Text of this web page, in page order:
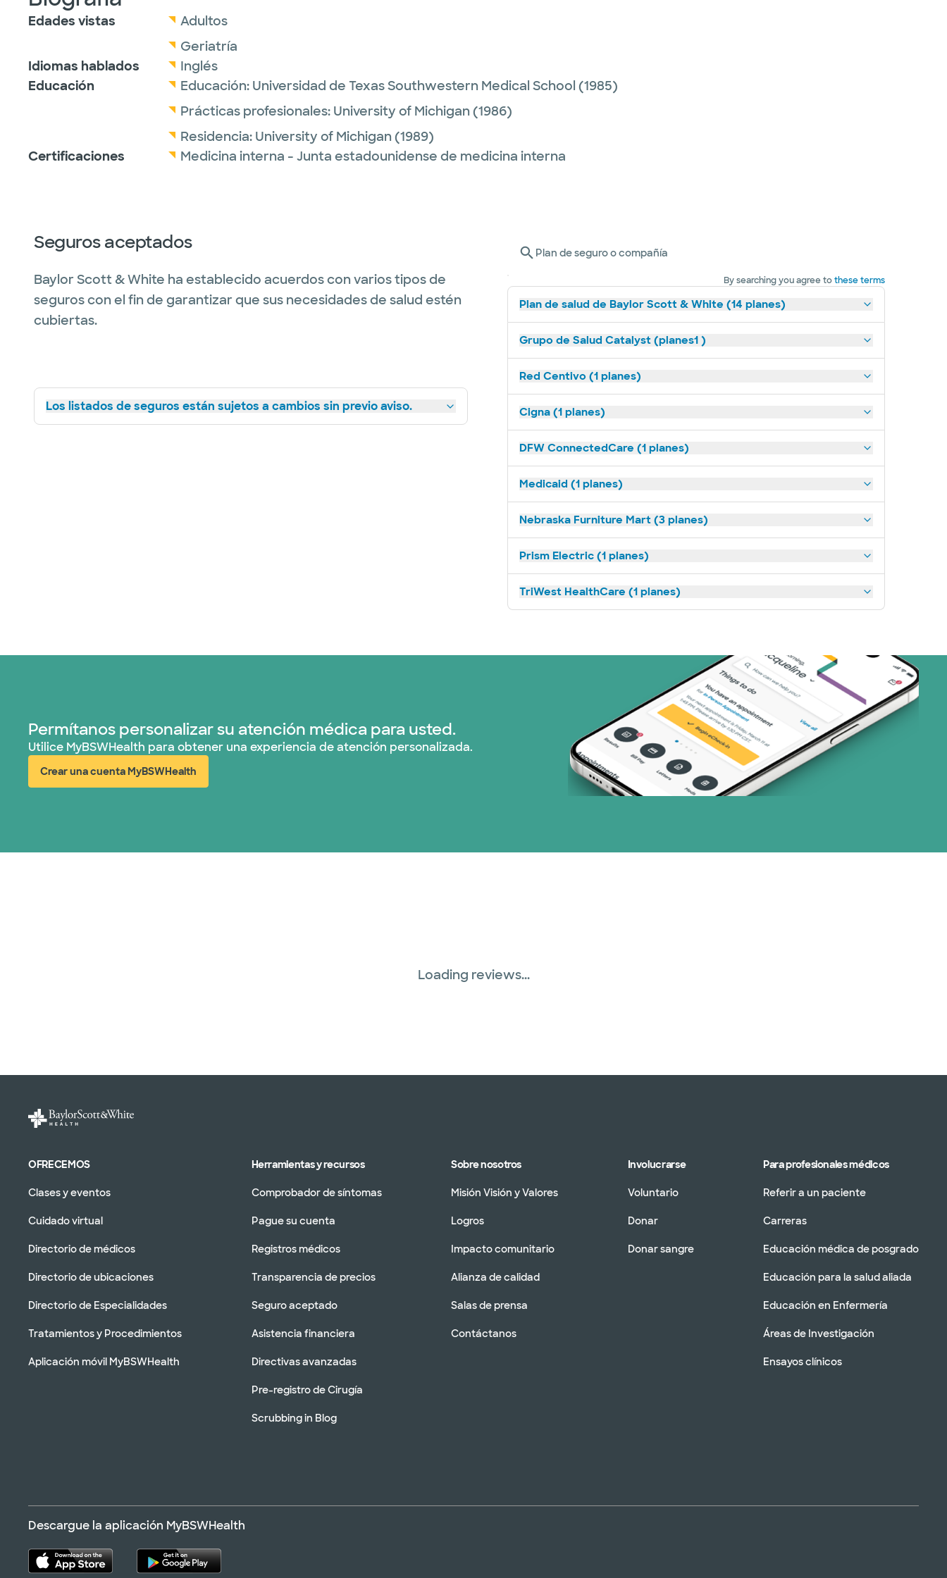
Edades vistas
Adultos
Geriatría
Idiomas hablados
Inglés
Educación
Educación: Universidad de Texas Southwestern Medical School (1985)
Prácticas profesionales: University of Michigan (1986)
Residencia: University of Michigan (1989)
Certificaciones
Medicina interna - Junta estadounidense de medicina interna
Seguros aceptados
Baylor Scott & White ha establecido acuerdos con varios tipos de
seguros con el fin de garantizar que sus necesidades de salud estén
cubiertas.
Los listados de seguros están sujetos a cambios sin previo aviso.
Plan de seguro o compañía
By searching you agree tothese terms
Plan de salud de Baylor Scott & White (14 planes)
Grupo de Salud Catalyst (planes1 )
Red Centivo (1 planes)
Cigna (1 planes)
DFW ConnectedCare (1 planes)
Medicaid (1 planes)
Nebraska Furniture Mart (3 planes)
Prism Electric (1 planes)
TriWest HealthCare (1 planes)
Permítanos personalizar su atención médica para usted.
Utilice MyBSWHealth para obtener una experiencia de atención personalizada.
Crear una cuenta MyBSWHealth
(abre en ventana nueva)
Loading reviews...
OFRECEMOS
Clases y eventos
Cuidado virtual
Directorio de médicos
Directorio de ubicaciones
Directorio de Especialidades
Tratamientos y Procedimientos
Aplicación móvil MyBSWHealth
Herramientas y recursos
Comprobador de síntomas
Pague su cuenta
Registros médicos
Transparencia de precios
Seguro aceptado
Asistencia financiera
Directivas avanzadas
Pre-registro de Cirugía
Scrubbing in Blog
Sobre nosotros
Misión Visión y Valores
Logros
Impacto comunitario
Alianza de calidad
Salas de prensa
Contáctanos
Involucrarse
Voluntario
Donar
Donar sangre
Para profesionales médicos
Referir a un paciente
Carreras
Educación médica de posgrado
Educación para la salud aliada
Educación en Enfermería
Áreas de Investigación
Ensayos clínicos
Descargue la aplicación MyBSWHealth